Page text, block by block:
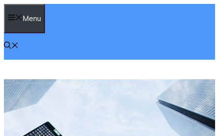
텐
츠
로
건
뛰
기
Menu